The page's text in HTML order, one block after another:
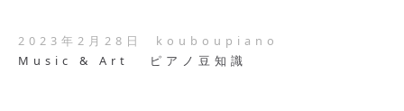
2023年2月28日
kouboupiano
Music & Art
ピアノ豆知識